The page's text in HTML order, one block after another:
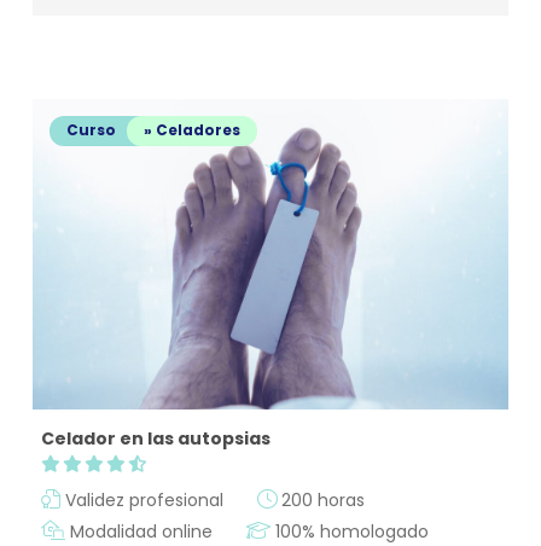
Curso » Celadores
Celador en las autopsias
Validez profesional
200 horas
Modalidad online
100% homologado